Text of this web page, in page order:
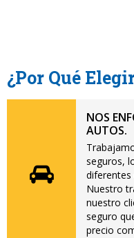
¿Por Qué
NOS
AUTOS.
seguros,
diferentes
Nuestro
nuestro
seguro
precio